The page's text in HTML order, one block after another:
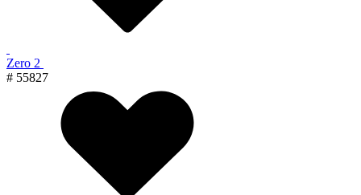
Zero 2
# 55827